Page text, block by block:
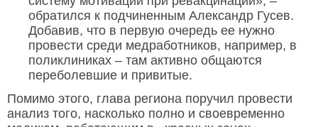
обратился к подчиненным Александр Гусев.
Добавив, что в первую очередь ее нужно
провести среди медработников, например, в
поликлиниках – там активно общаются
переболевшие и привитые.
Помимо этого, глава региона поручил провести
анализ того, насколько полно и своевременно